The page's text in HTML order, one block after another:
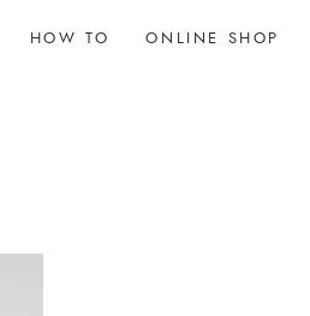
HOW TO ONLINE SHOP